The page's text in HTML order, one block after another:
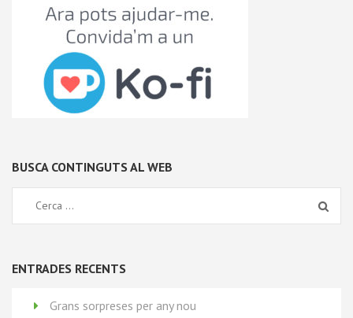
BUSCA CONTINGUTS AL WEB
ENTRADES RECENTS
Grans sorpreses per any nou